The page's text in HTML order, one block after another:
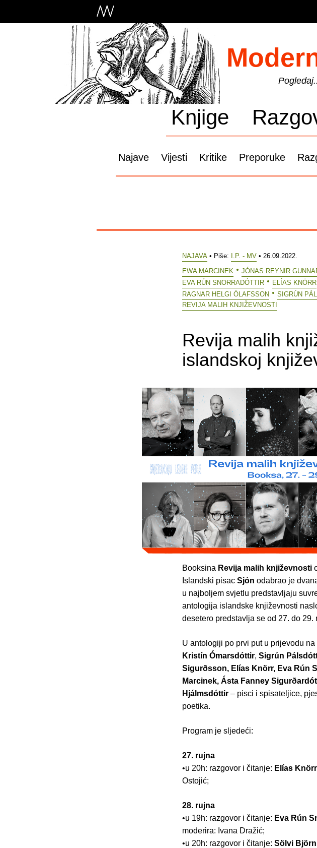
Knjige
Najave Vijesti Kritike Preporuke
NAJAVA • Piše: I.P. - MV • 26.09.2022.
EWA MARCINEK
JÓNAS REYNIR
EVA RÚN SNORRADÓTTIR
ELÍAS KNÖRR
RAGNAR HELGI ÓLAFSSON
SIGRÚN
REVIJA MALIH KNJIŽEVNOSTI
Revija malih
islandskoj
Booksina Revija malih književnosti
Islandski pisac Sjón odabrao je
u najboljem svjetlu predstavljaju
antologija islandske književnosti
desetero predstavlja se od 27. do
U antologiji po prvi put u prijevodu
Kristín Ómarsdóttir, Sigrún
Sigurðsson, Elías Knörr, Eva Rún
Marcinek, Ásta Fanney
Hjálmsdóttir – pisci i spisateljice,
poetika.
Program je sljedeći:
27. rujna
•u 20h: razgovor i čitanje: Elías
Ostojić;
28. rujna
•u 19h: razgovor i čitanje: Eva Rún
moderira: Ivana Dražić;
•u 20h: razgovor i čitanje: Sölvi